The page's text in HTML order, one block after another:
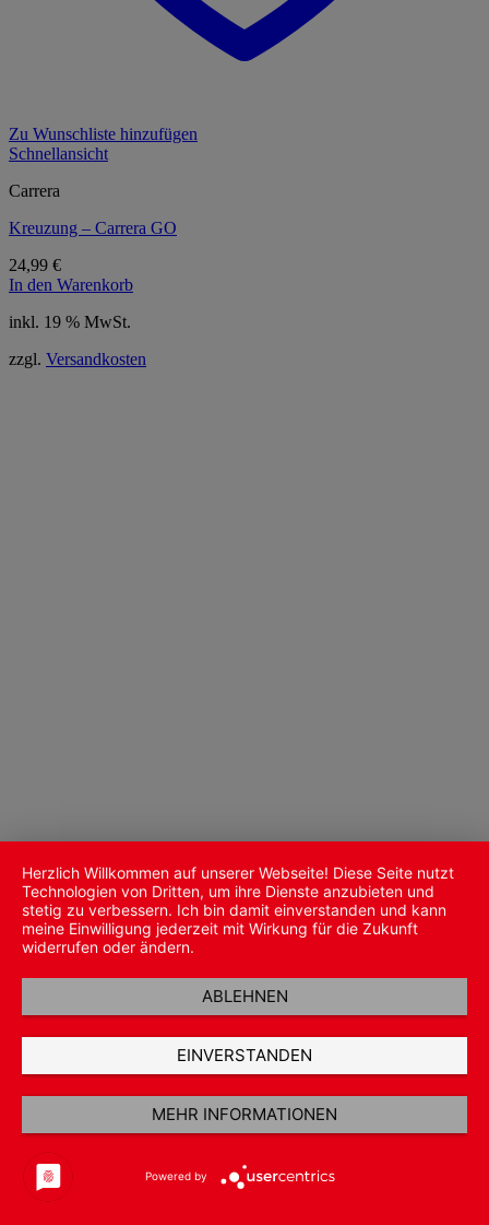
Zu Wunschliste hinzufügen
Schnellansicht
Carrera
Kreuzung – Carrera GO
24,99 €
In den Warenkorb
inkl. 19 % MwSt.
zzgl. Versandkosten
Herzlich Willkommen auf unserer Webseite! Diese Seite nutzt
Technologien von Dritten, um ihre Dienste anzubieten und
stetig zu verbessern. Ich bin damit einverstanden und kann
meine Einwilligung jederzeit mit Wirkung für die Zukunft
widerrufen oder ändern.
ABLEHNEN
EINVERSTANDEN
MEHR INFORMATIONEN
Powered by